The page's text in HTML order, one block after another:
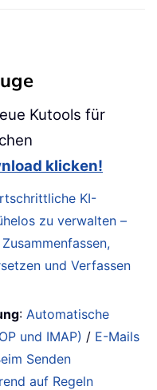
Kutools für
klicken!
KI-
zu verwalten –
und Verfassen
: Automatische
und IMAP) / E-Mails
Senden
auf Regeln